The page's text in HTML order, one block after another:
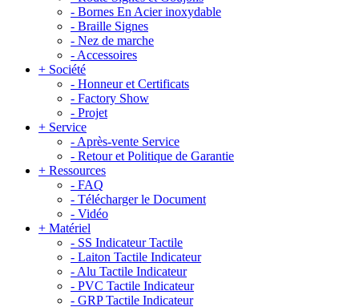
- Bornes En Acier inoxydable
- Braille Signes
- Nez de marche
- Accessoires
+ Société
- Honneur et Certificats
- Factory Show
- Projet
+ Service
- Après-vente Service
- Retour et Politique de Garantie
+ Ressources
- FAQ
- Télécharger le Document
- Vidéo
+ Matériel
- SS Indicateur Tactile
- Laiton Tactile Indicateur
- Alu Tactile Indicateur
- PVC Tactile Indicateur
- GRP Tactile Indicateur